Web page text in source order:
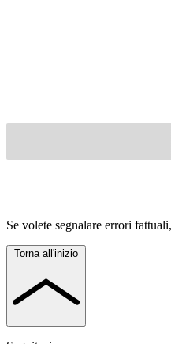
Se volete segnalare errori
Torna all'inizio